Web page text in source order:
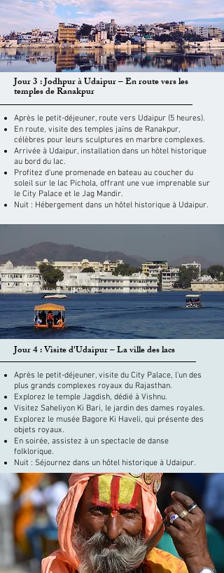
Jour 3 : Jodhpur à Udaipur – En route vers les
temples de Ranakpur
Après le petit-déjeuner, route vers Udaipur (5 heures).
En route, visite des temples jaïns de Ranakpur,
célèbres pour leurs sculptures en marbre complexes.
Arrivée à Udaipur, installation dans un hôtel historique
au bord du lac.
Profitez d'une promenade en bateau au coucher du
soleil sur le lac Pichola, offrant une vue imprenable sur
le City Palace et le Jag Mandir.
Nuit : Hébergement dans un hôtel historique à Udaipur.
Jour 4 : Visite d'Udaipur – La ville des lacs
Après le petit-déjeuner, visite du City Palace, l'un des
plus grands complexes royaux du Rajasthan.
Explorez le temple Jagdish, dédié à Vishnu.
Visitez Saheliyon Ki Bari, le jardin des dames royales.
Explorez le musée Bagore Ki Haveli, qui présente des
objets royaux.
En soirée, assistez à un spectacle de danse
folklorique.
Nuit : Séjournez dans un hôtel historique à Udaipur.